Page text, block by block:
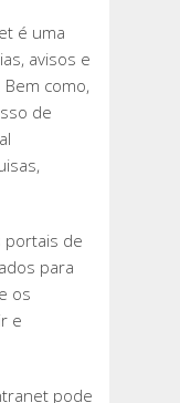
é uma
avisos e
como,
de
portais de
para
os
e
pode